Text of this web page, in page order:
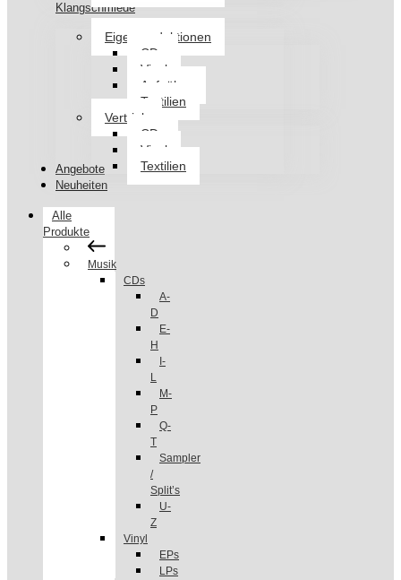
Klangschmiede
Eigenproduktionen
CDs
Vinyl
Aufnäher
Textilien
Vertrieb
CDs
Vinyl
Textilien
Angebote
Neuheiten
Alle
Produkte
Musik
CDs
A-
D
E-
H
I-
L
M-
P
Q-
T
Sampler
/
Split’s
U-
Z
Vinyl
EPs
LPs